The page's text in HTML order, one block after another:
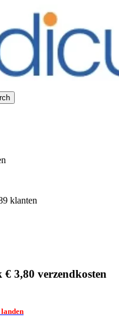
klanten
3,80 verzendkosten